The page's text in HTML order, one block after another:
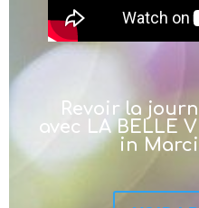
Revoir la
avec LA BELLE
in